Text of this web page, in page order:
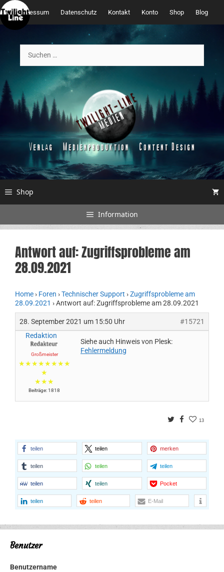
Zum
Inhalt
springen
Impressum Datenschutz Kontakt Konto Shop Blog
nach:
Shop
Information
Antwort auf: Zugriffsprobleme am
28.09.2021
Home› Foren ›Technischer Support ›Zugriffsprobleme am
28.09.2021 ›Antwort auf: Zugriffsprobleme am 28.09.2021
28. September 2021 um 15:50 Uhr
#15721
Redaktion
Großmeister
★★★★★★★★
★
★★★
Beiträge: 1818
Siehe auch Hinweis von Plesk:
Fehlermeldung
TwitterFacebook
13
teilen teilen merken
teilen teilen teilen
teilen teilen Pocket
teilen teilen E-Mail
Benutzer
Benutzername